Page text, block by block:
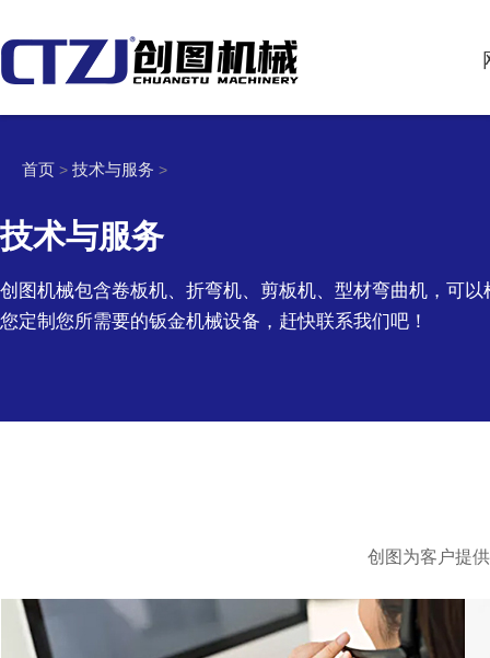
首页 > 技术与服务 >
技术与服务
创图机械包含卷板机、折弯机、剪板机、型材弯曲机，可
您定制您所需要的钣金机械设备，赶快联系我们吧！
创图为客户提